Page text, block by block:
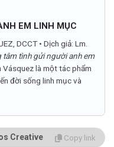
EM LINH MỤC
DCCT • Dịch giả: Lm.
tâm tình gửi người anh em
là một tác phẩm
đời sống linh mục và
Creative Copy link